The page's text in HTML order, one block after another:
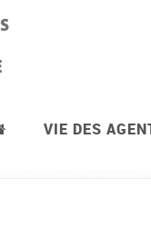
VIE DES